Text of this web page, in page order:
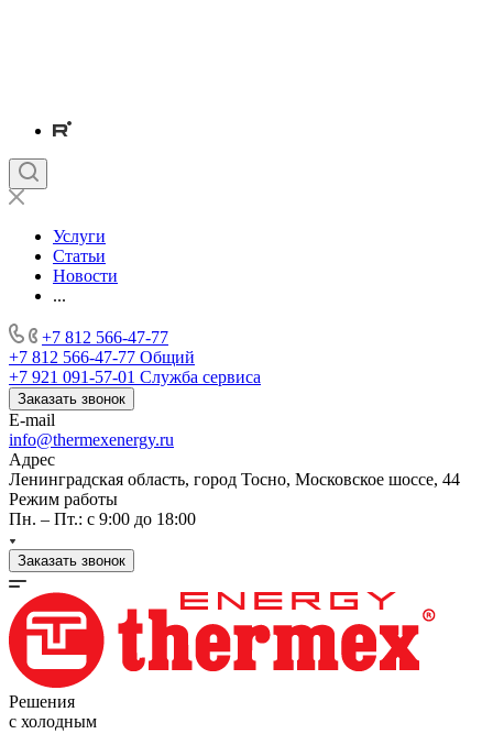
Услуги
Статьи
Новости
...
+7 812 566-47-77
+7 812 566-47-77 Общий
+7 921 091-57-01 Служба сервиса
Заказать звонок
E-mail
info@thermexenergy.ru
Адрес
Ленинградская область, город Тосно, Московское шоссе, 44
Режим работы
Пн. – Пт.: с 9:00 до 18:00
Заказать звонок
Решения
с холодным